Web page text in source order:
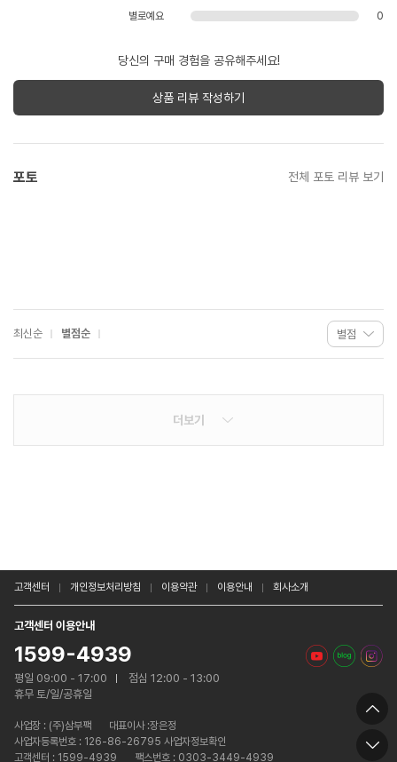
별로예요
0
당신의 구매 경험을 공유해주세요!
상품 리뷰 작성하기
포토 전체 포토 리뷰 보기
최신순 별점순
더보기
고객센터 개인정보처리방침 이용약관 이용안내 회사소개
고객센터 이용안내
1599-4939
평일 09:00 - 17:00
점심 12:00 - 13:00
휴무 토/일/공휴일
사업장 : (주)삼부팩
대표이사 :장은정
사업자등록번호 : 126-86-26795 사업자정보확인
고객센터 : 1599-4939
팩스번호 : 0303-3449-4939